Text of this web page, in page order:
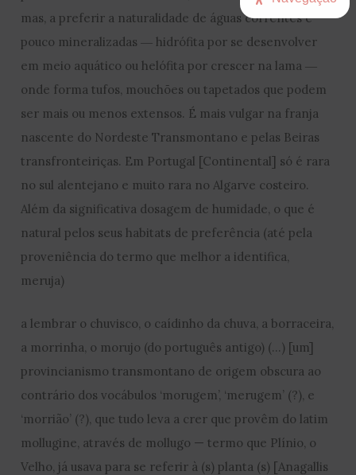
mas, a preferir a naturalidade de águas correntes e
pouco mineralizadas ― hidrófita por se desenvolver
em meio aquático ou helófita por crescer na lama ―
onde forma tufos, mouchões ou tapetados que podem
ser mais ou menos extensos. É mais vulgar na franja
nascente do Nordeste Transmontano e pelas Beiras
transfronteiriças. Em Portugal [Continental] só é rara
no sul alentejano e muito rara no Algarve costeiro.
Além da significativa dosagem de humidade, o que é
natural pelos seus habitats de preferência (até pela
proveniência do termo que melhor a identifica,
meruja)
a lembrar o chuvisco, o caídinho da chuva, a borraceira,
a morrinha, o morujo (do português antigo) (…) [um]
provincianismo transmontano de origem obscura ao
contrário dos vocábulos ‘morugem’, ‘merugem’ (?), e
‘morrião’ (?), que tudo leva a crer que provêm do latim
mollugine, através de mollugo — termo que Plínio, o
Velho, já usava para se referir à (s) planta (s) [Anagallis